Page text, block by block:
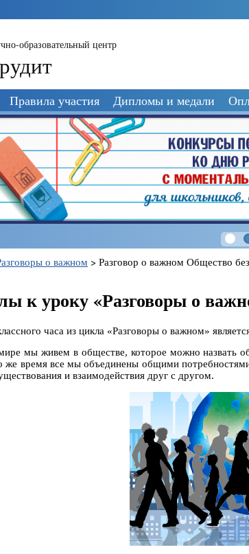
образовательный центр
Правила участия Дипломы и медали
о важном > Разговор о важном Общество
к уроку «Разговоры о
часа из цикла «Разговоры о важном»
мы живем в обществе, которое можно назвать
же время все мы объединены общими
и взаимодействия друг с другом.